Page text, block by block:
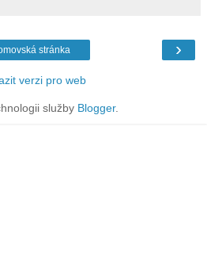
›
stránka
verzi pro web
služby Blogger.